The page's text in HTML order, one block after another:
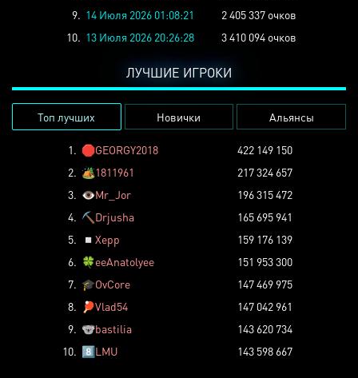
9. 14 Июля 2026 01:08:21
2 405 337 очков
10. 13 Июля 2026 20:26:28 3 410 094 очков
ЛУЧШИЕ ИГРОКИ
Топ лучших Новички Альянсы
1. 🛑GEORGY2018
422 149 150
2. 🏕️1811961
217 324 657
3. 👁️Mr_Jor
196 315 472
4. ⛏️ Drjusha
165 695 941
5.
◽ Xepp
159 176 139
6. 🍀eeAnatolyee
151 953 300
7. 🎓OvCore
147 469 975
8.
🏓Vlad54
147 042 961
9. 🐨bastilia
143 620 734
10. 8️⃣LMU 143 598 667